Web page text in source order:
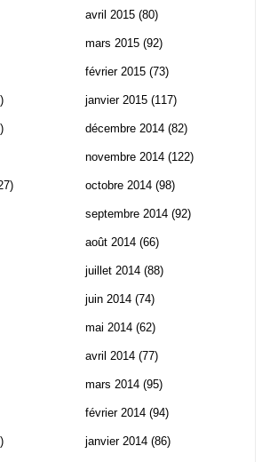
avril 2015 (80)
mars 2015 (92)
février 2015 (73)
janvier 2015 (117)
décembre 2014 (82)
novembre 2014 (122)
octobre 2014 (98)
septembre 2014 (92)
août 2014 (66)
juillet 2014 (88)
juin 2014 (74)
mai 2014 (62)
avril 2014 (77)
mars 2014 (95)
février 2014 (94)
janvier 2014 (86)